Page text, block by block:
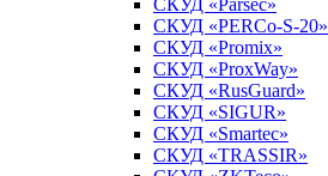
СКУД «Parsec»
СКУД «PERCo-S-20»
СКУД «Promix»
СКУД «ProxWay»
СКУД «RusGuard»
СКУД «SIGUR»
СКУД «Smartec»
СКУД «TRASSIR»